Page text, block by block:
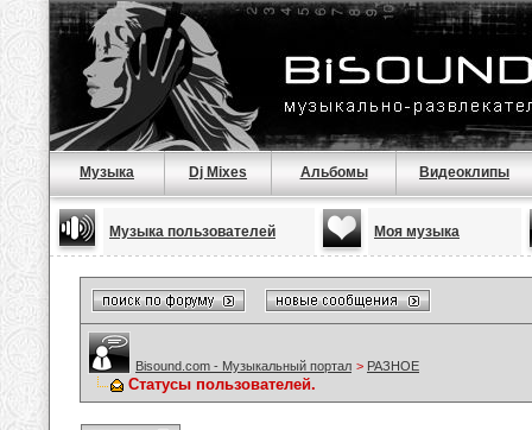
Музыка Dj Mixes Альбомы Видеоклипы
Музыка пользователей Моя музыка
Bisound.com - Музыкальный портал > РАЗНОЕ
Статусы пользователей.